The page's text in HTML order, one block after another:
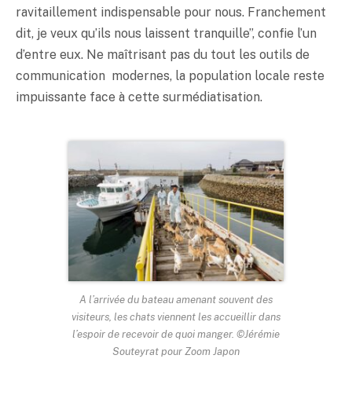
ravitaillement indispensable pour nous. Franchement
dit, je veux qu’ils nous laissent tranquille”, confie l’un
d’entre eux. Ne maîtrisant pas du tout les outils de
communication modernes, la population locale reste
impuissante face à cette surmédiatisation.
A l’arrivée du bateau amenant souvent des
visiteurs, les chats viennent les accueillir dans
l’espoir de recevoir de quoi manger. ©Jérémie
Souteyrat pour Zoom Japon